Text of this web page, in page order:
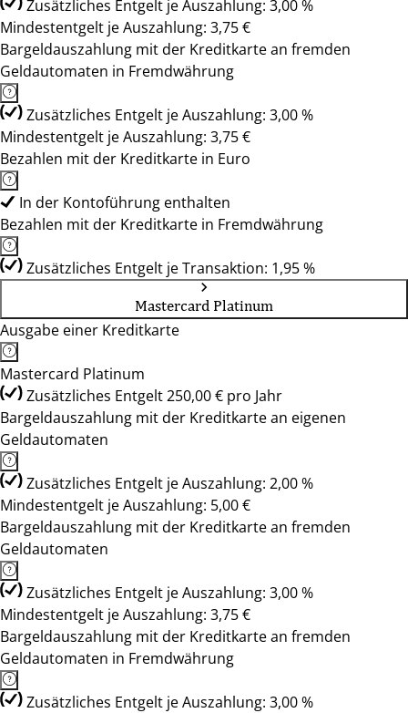
Zusätzliches Entgelt je Auszahlung: 3,00 %
Mindestentgelt je Auszahlung: 3,75 €
Bargeldauszahlung mit der Kreditkarte an fremden
Geldautomaten in Fremdwährung
Zusätzliches Entgelt je Auszahlung: 3,00 %
Mindestentgelt je Auszahlung: 3,75 €
Bezahlen mit der Kreditkarte in Euro
In der Kontoführung enthalten
Bezahlen mit der Kreditkarte in Fremdwährung
Zusätzliches Entgelt je Transaktion: 1,95 %
Mastercard Platinum
Ausgabe einer Kreditkarte
Mastercard Platinum
Zusätzliches Entgelt 250,00 € pro Jahr
Bargeldauszahlung mit der Kreditkarte an eigenen
Geldautomaten
Zusätzliches Entgelt je Auszahlung: 2,00 %
Mindestentgelt je Auszahlung: 5,00 €
Bargeldauszahlung mit der Kreditkarte an fremden
Geldautomaten
Zusätzliches Entgelt je Auszahlung: 3,00 %
Mindestentgelt je Auszahlung: 3,75 €
Bargeldauszahlung mit der Kreditkarte an fremden
Geldautomaten in Fremdwährung
Zusätzliches Entgelt je Auszahlung: 3,00 %